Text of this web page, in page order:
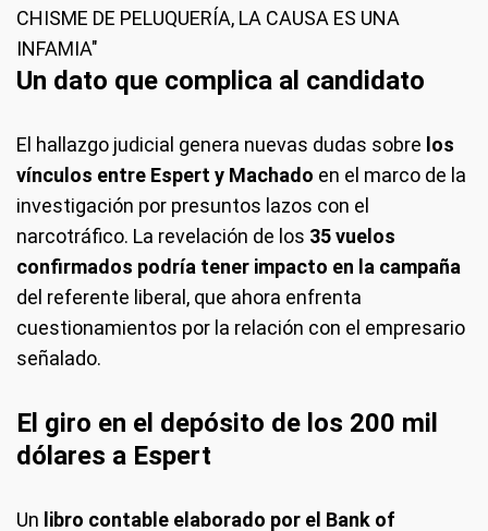
CHISME DE PELUQUERÍA, LA CAUSA ES UNA
INFAMIA"
Un dato que complica al candidato
El hallazgo judicial genera nuevas dudas sobre los
vínculos entre Espert y Machado en el marco de la
investigación por presuntos lazos con el
narcotráfico. La revelación de los 35 vuelos
confirmados podría tener impacto en la campaña
del referente liberal, que ahora enfrenta
cuestionamientos por la relación con el empresario
señalado.
El giro en el depósito de los 200 mil
dólares a Espert
Un libro contable elaborado por el Bank of